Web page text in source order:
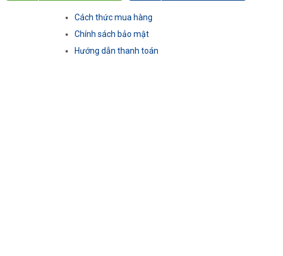
Cách thức mua hàng
Chính sách bảo mật
Hướng dẫn thanh toán